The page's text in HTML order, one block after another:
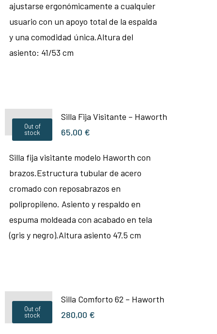
ajustarse ergonómicamente a cualquier
usuario con un apoyo total de la espalda
y una comodidad única.Altura del
asiento: 41/53 cm
Out of
stock
Silla Fija Visitante – Haworth
65,00 €
Silla fija visitante modelo Haworth con
brazos.Estructura tubular de acero
cromado con reposabrazos en
polipropileno. Asiento y respaldo en
espuma moldeada con acabado en tela
(gris y negro).Altura asiento 47.5 cm
Out of
stock
Silla Comforto 62 – Haworth
280,00 €